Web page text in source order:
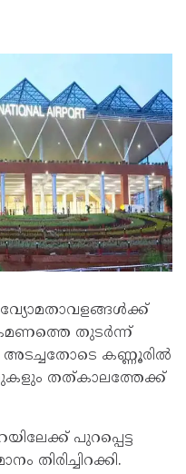
തുടർന്ന്
കണ്ണൂരിൽ
തത്കാലത്തേക്ക്
പുറപ്പെട്ട